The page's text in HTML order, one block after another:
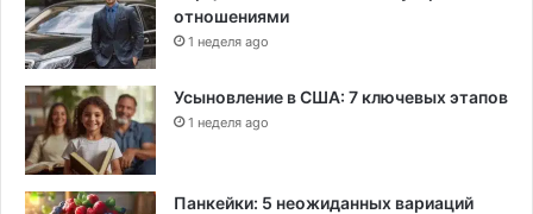
отношениями
1 неделя ago
Усыновление в США: 7 ключевых этапов
1 неделя ago
Панкейки: 5 неожиданных вариаций